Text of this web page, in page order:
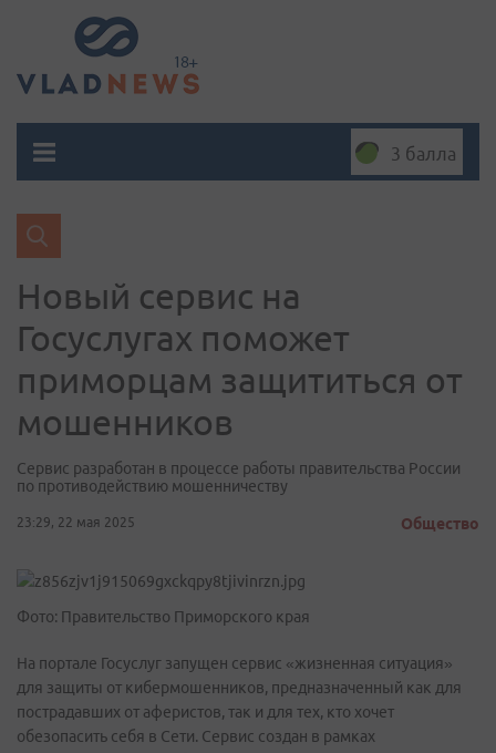
3 балла
Новый сервис на
Госуслугах поможет
приморцам защититься от
мошенников
Сервис разработан в процессе работы правительства России
по противодействию мошенничеству
23:29, 22 мая 2025 Общество
Фото: Правительство Приморского края
На портале Госуслуг запущен сервис «жизненная ситуация»
для защиты от кибермошенников, предназначенный как для
пострадавших от аферистов, так и для тех, кто хочет
обезопасить себя в Сети. Сервис создан в рамках